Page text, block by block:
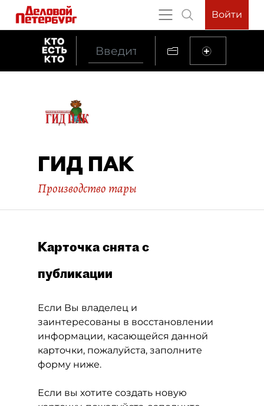
Войти
ГИД ПАК
Производство тары
Карточка снята с
публикации
Если Вы владелец и
заинтересованы в восстановлении
информации, касающейся данной
карточки, пожалуйста, заполните
форму ниже.
Если вы хотите создать новую